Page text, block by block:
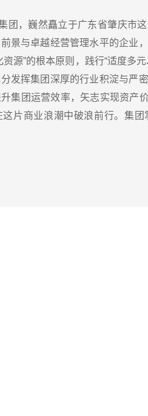
团，巍然矗立于广东省肇庆市
景与卓越经营管理水平的企业
资源”的根本原则，践行“适度多
发挥集团深厚的行业积淀与严
集团运营效率，矢志实现资产
片商业浪潮中破浪前行。集